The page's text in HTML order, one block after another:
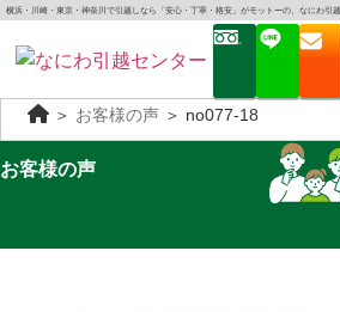
横浜・川崎・東京・神奈川で引越しなら「安心・丁寧・格安」がモットーの、なにわ引越
＞ お客様の声 ＞ no077-18
お客様の声